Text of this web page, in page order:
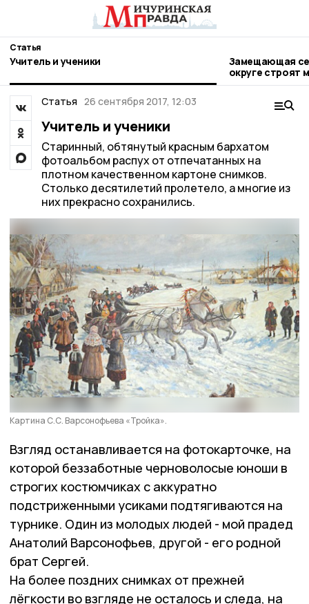
Статья
Учитель и ученики
Замещающая
округе строят
Статья 26 сентября 2017, 12:03
Учитель и ученики
Старинный, обтянутый красным бархатом
фотоальбом распух от отпечатанных на
плотном качественном картоне снимков.
Столько десятилетий пролетело, а многие из
них прекрасно сохранились.
Картина С.С. Варсонофьева «Тройка».
Взгляд останавливается на фотокарточке, на
которой беззаботные черноволосые юноши в
строгих костюмчиках с аккуратно
подстриженными усиками подтягиваются на
турнике. Один из молодых людей - мой прадед
Анатолий Варсонофьев, другой - его родной
брат Сергей.
На более поздних снимках от прежней
лёгкости во взгляде не осталось и следа, на